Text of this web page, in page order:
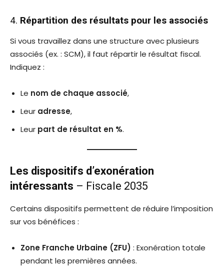
4. Répartition des résultats pour les associés
Si vous travaillez dans une structure avec plusieurs
associés (ex. : SCM), il faut répartir le résultat fiscal.
Indiquez :
Le nom de chaque associé,
Leur adresse,
Leur part de résultat en %.
Les dispositifs d’exonération
intéressants – Fiscale 2035
Certains dispositifs permettent de réduire l’imposition
sur vos bénéfices :
Zone Franche Urbaine (ZFU) : Exonération totale
pendant les premières années.